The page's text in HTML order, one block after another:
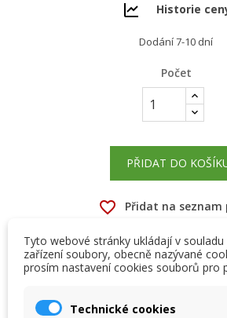
Historie
Dodání 7-10 dní
Počet
PŘIDAT DO
favorite_border Přidat na seznam
 Skladem, dodání do
Laminátový/vrstvený filtr - 30 m3/
Tyto webové stránky ukládají v souladu
zařízení soubory, obecně nazývané
prosím nastavení cookies souborů pro
Technické cookies